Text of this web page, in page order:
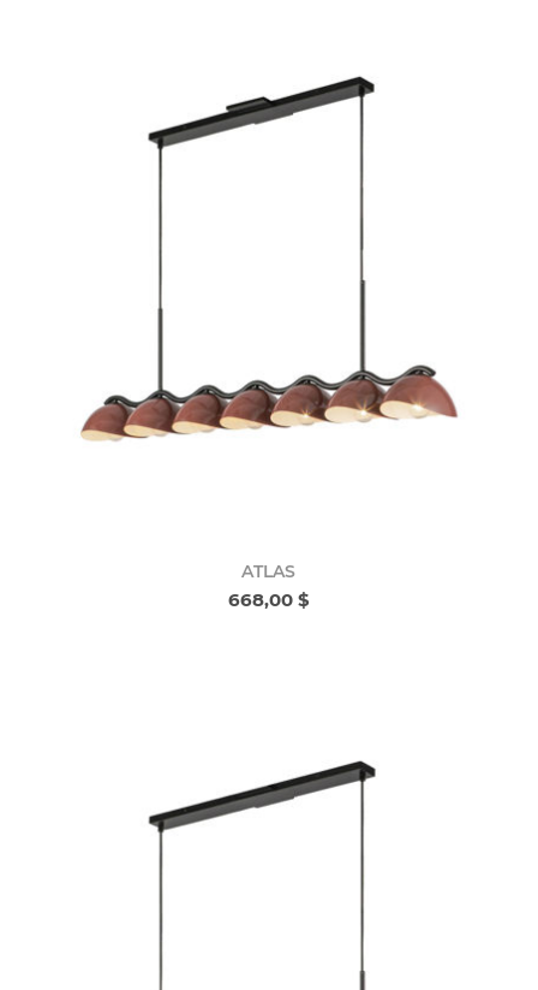
ATLAS
668,00 $